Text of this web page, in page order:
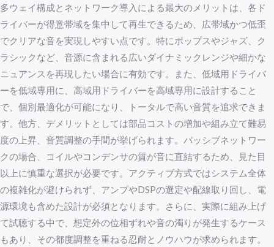
多ウェイ構成とネットワーク導入による最大のメリットは、各ド
ライバーが得意帯域を集中して再生できるため、広帯域かつ低歪
でクリアな音を実現しやすい点です。特にポップスやジャズ、ク
ラシックなど、音源に含まれる広いダイナミックレンジや細かな
ニュアンスを再現したい場合に有効です。また、低域用ドライバ
ーを低域専用に、高域用ドライバーを高域専用に設計すること
で、個別最適化が可能になり、トータルで高い音質を追求できま
す。他方、デメリットとしては部品コストの増加や組み立て難易
度の上昇、音質調整の手間が挙げられます。パッシブネットワー
クの場合、コイルやコンデンサの質が音に直結するため、見た目
以上に慎重な選択が必要です。アクティブ方式ではシステム全体
の複雑化が避けられず、アンプやDSPの選定や配線取り回し、電
源環境も含めた設計が必須となります。さらに、実際に組み上げ
て試聴する中で、想定外の位相ずれや音の濁りが発生するケース
もあり、その都度調整を重ねる忍耐とノウハウが求められます。